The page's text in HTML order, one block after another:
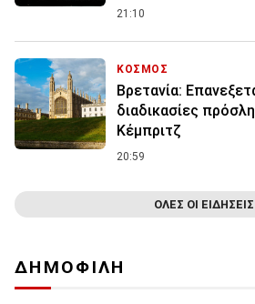
21:10
ΚΟΣΜΟΣ
Βρετανία:
διαδικασίες
Κέμπριτζ
20:59
ΟΛΕΣ ΟΙ ΕΙΔΗΣΕΙΣ
ΔΗΜΟΦΙΛΗ